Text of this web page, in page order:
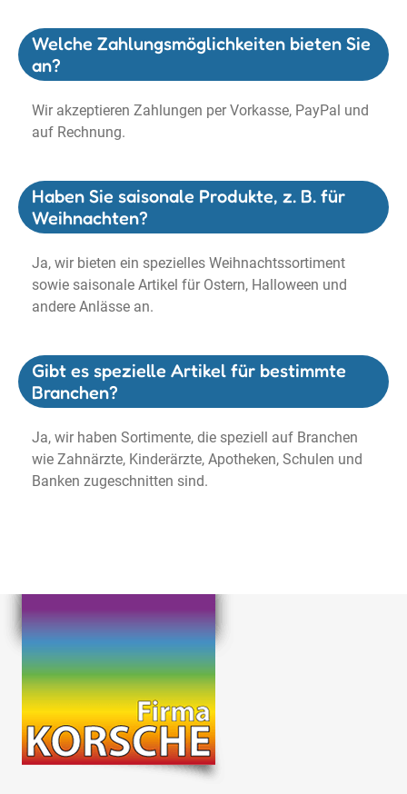
Welche Zahlungsmöglichkeiten bieten Sie
an?
Wir akzeptieren Zahlungen per Vorkasse, PayPal und
auf Rechnung.
Haben Sie saisonale Produkte, z. B. für
Weihnachten?
Ja, wir bieten ein spezielles Weihnachtssortiment
sowie saisonale Artikel für Ostern, Halloween und
andere Anlässe an.
Gibt es spezielle Artikel für bestimmte
Branchen?
Ja, wir haben Sortimente, die speziell auf Branchen
wie Zahnärzte, Kinderärzte, Apotheken, Schulen und
Banken zugeschnitten sind.